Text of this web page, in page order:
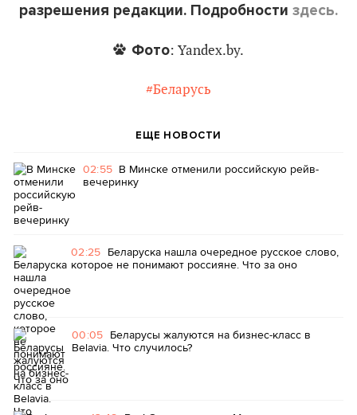
разрешения редакции. Подробности здесь.
Фото: Yandex.by.
#Беларусь
ЕЩЕ НОВОСТИ
02:55 В Минске отменили российскую рейв-
вечеринку
02:25 Беларуска нашла очередное русское слово,
которое не понимают россияне. Что за оно
00:05 Беларусы жалуются на бизнес-класс в
Belavia. Что случилось?